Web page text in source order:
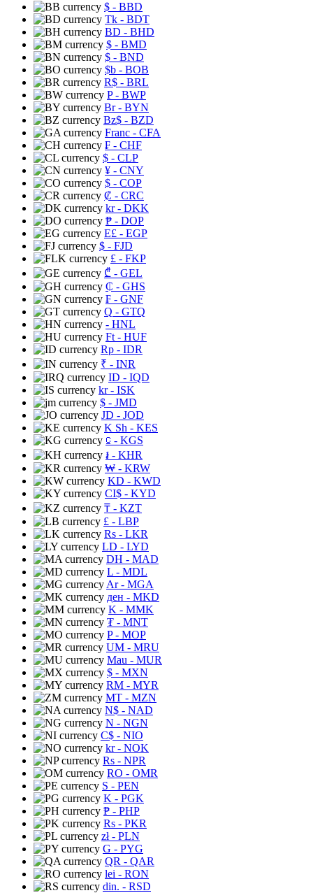
$ - BBD
Tk - BDT
BD - BHD
$ - BMD
$ - BND
$b - BOB
R$ - BRL
P- BWP
Br- BYN
Bz$ - BZD
Franc - CFA
₣ - CHF
$ - CLP
¥ - CNY
$ - COP
₡ - CRC
kr- DKK
₱ - DOP
E£ - EGP
$ - FJD
£ - FKP
₾ - GEL
₵ - GHS
₣ - GNF
Q - GTQ
- HNL
Ft - HUF
Rp - IDR
₹ - INR
ID - IQD
kr- ISK
$ - JMD
JD - JOD
K Sh - KES
⃀ - KGS
៛ - KHR
₩ - KRW
KD - KWD
CI$ - KYD
₸ - KZT
£ - LBP
Rs - LKR
LD - LYD
DH - MAD
L - MDL
Ar- MGA
ден - MKD
K - MMK
₮ - MNT
P- MOP
UM - MRU
Mau - MUR
$ - MXN
RM - MYR
MT - MZN
N$ - NAD
N - NGN
C$ - NIO
kr- NOK
Rs - NPR
RO - OMR
S - PEN
K - PGK
₱ - PHP
Rs - PKR
zł- PLN
G - PYG
QR - QAR
lei - RON
din. - RSD